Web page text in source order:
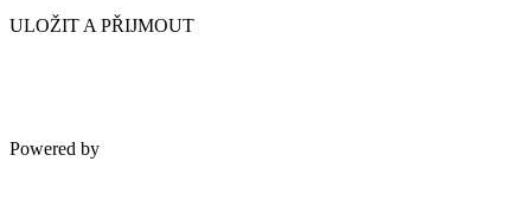
ULOŽIT A PŘIJMOUT
Powered by